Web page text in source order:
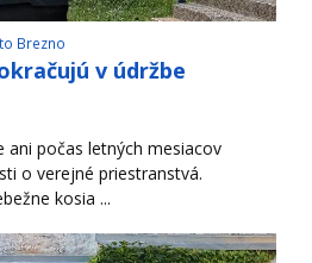
Brezno
v údržbe
ani počas letných mesiacov
o verejné priestranstvá.
kosia ...